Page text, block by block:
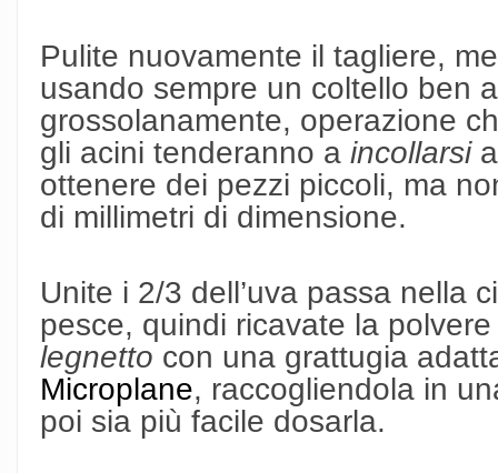
Pulite nuovamente il tagliere,
usando sempre un coltello ben
grossolanamente, operazione
gli acini tenderanno a incollarsi
ottenere dei pezzi piccoli, ma
di millimetri di dimensione.
Unite i 2/3 dell’uva passa nella
pesce, quindi ricavate la
legnetto con una grattugia
Microplane, raccogliendola in
poi sia più facile dosarla.